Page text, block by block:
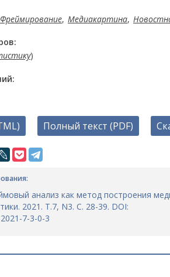
Фреймирование, Медиакартина,
)
Полный текст (PDF)
анализ как метод построения
2021. Т.7, N3. C. 28-39. DOI:
7-3-0-3